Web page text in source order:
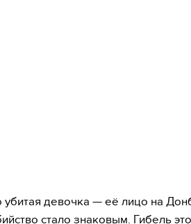
убитая девочка — её лицо на
стало знаковым. Гибель